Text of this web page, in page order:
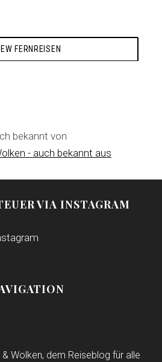
FERNREISEN
bekannt von
VIA INSTAGRAM
Wolken, dem Reiseblog für alle